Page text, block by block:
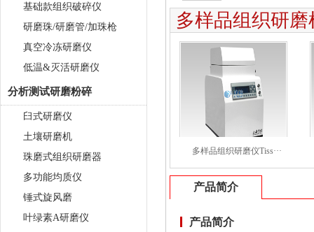
基础款组织破碎仪
研磨珠/研磨管/加珠枪
真空冷冻研磨仪
低温&灭活研磨仪
分析测试研磨粉碎
臼式研磨仪
土壤研磨机
珠磨式组织研磨器
多功能均质仪
锤式旋风磨
叶绿素A研磨仪
多样品组织研磨
多样品组织研磨仪Tiss···
产品简介
产品简介